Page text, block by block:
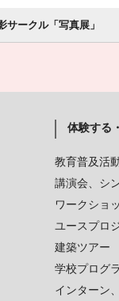
サークル「写真展」
体験する
教育普及活
講演会、シ
ワークショ
ユースプロ
建築ツアー
学校プログ
インターン